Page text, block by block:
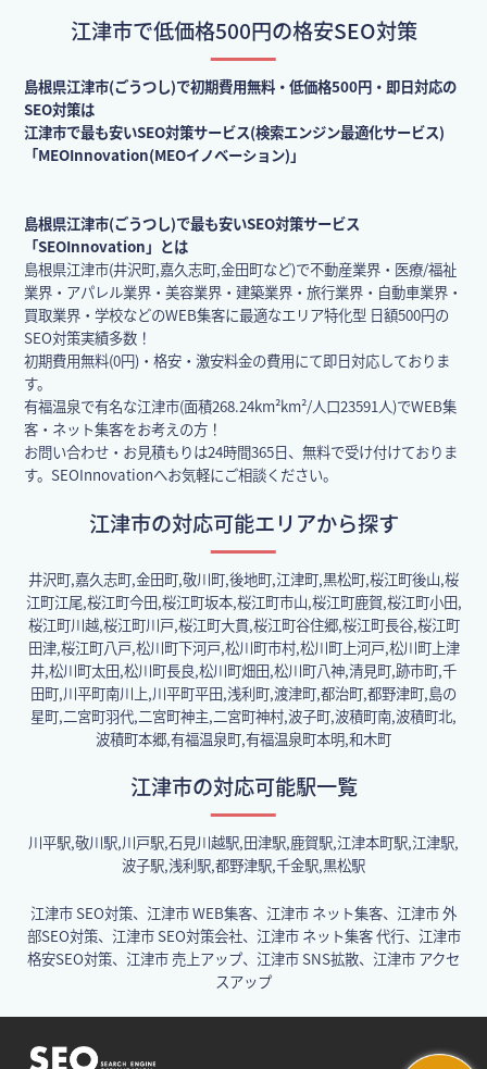
江津市で低価格500円の格安SEO対策
島根県江津市(ごうつし)で初期費用無料・低価格500円・即日対応の
SEO対策は
江津市で最も安いSEO対策サービス(検索エンジン最適化サービス)
「MEOInnovation(MEOイノベーション)」
島根県江津市(ごうつし)で最も安いSEO対策サービス
「SEOInnovation」とは
島根県江津市(井沢町,嘉久志町,金田町など)で不動産業界・医療/福祉
業界・アパレル業界・美容業界・建築業界・旅行業界・自動車業界・
買取業界・学校などのWEB集客に最適なエリア特化型 日額500円の
SEO対策実績多数！
初期費用無料(0円)・格安・激安料金の費用にて即日対応しておりま
す。
有福温泉で有名な江津市(面積268.24km²km²/人口23591人)でWEB集
客・ネット集客をお考えの方！
お問い合わせ・お見積もりは24時間365日、無料で受け付けておりま
す。SEOInnovationへお気軽にご相談ください。
江津市の対応可能エリアから探す
井沢町,嘉久志町,金田町,敬川町,後地町,江津町,黒松町,桜江町後山,桜
江町江尾,桜江町今田,桜江町坂本,桜江町市山,桜江町鹿賀,桜江町小田,
桜江町川越,桜江町川戸,桜江町大貫,桜江町谷住郷,桜江町長谷,桜江町
田津,桜江町八戸,松川町下河戸,松川町市村,松川町上河戸,松川町上津
井,松川町太田,松川町長良,松川町畑田,松川町八神,清見町,跡市町,千
田町,川平町南川上,川平町平田,浅利町,渡津町,都治町,都野津町,島の
星町,二宮町羽代,二宮町神主,二宮町神村,波子町,波積町南,波積町北,
波積町本郷,有福温泉町,有福温泉町本明,和木町
江津市の対応可能駅一覧
川平駅,敬川駅,川戸駅,石見川越駅,田津駅,鹿賀駅,江津本町駅,江津駅,
波子駅,浅利駅,都野津駅,千金駅,黒松駅
江津市 SEO対策、江津市 WEB集客、江津市 ネット集客、江津市 外
部SEO対策、江津市 SEO対策会社、江津市 ネット集客 代行、江津市
格安SEO対策、江津市 売上アップ、江津市 SNS拡散、江津市 アクセ
スアップ